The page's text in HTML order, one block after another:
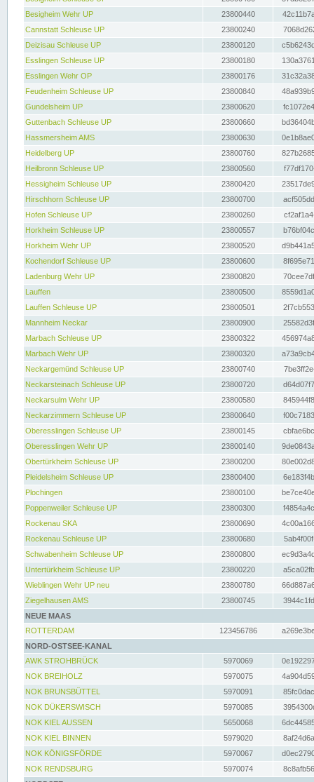
Besigheim Wehr UP
23800440
Cannstatt Schleuse UP
23800240
Deizisau Schleuse UP
23800120
Esslingen Schleuse UP
23800180
Esslingen Wehr OP
23800176
Feudenheim Schleuse UP
23800840
Gundelsheim UP
23800620
Guttenbach Schleuse UP
23800660
Hassmersheim AMS
23800630
Heidelberg UP
23800760
Heilbronn Schleuse UP
23800560
Hessigheim Schleuse UP
23800420
Hirschhorn Schleuse UP
23800700
Hofen Schleuse UP
23800260
Horkheim Schleuse UP
23800557
Horkheim Wehr UP
23800520
Kochendorf Schleuse UP
23800600
Ladenburg Wehr UP
23800820
Lauffen
23800500
Lauffen Schleuse UP
23800501
Mannheim Neckar
23800900
Marbach Schleuse UP
23800322
Marbach Wehr UP
23800320
Neckargemünd Schleuse UP
23800740
Neckarsteinach Schleuse UP
23800720
Neckarsulm Wehr UP
23800580
Neckarzimmern Schleuse UP
23800640
Oberesslingen Schleuse UP
23800145
Oberesslingen Wehr UP
23800140
Obertürkheim Schleuse UP
23800200
Pleidelsheim Schleuse UP
23800400
Plochingen
23800100
Poppenweiler Schleuse UP
23800300
Rockenau SKA
23800690
Rockenau Schleuse UP
23800680
Schwabenheim Schleuse UP
23800800
Untertürkheim Schleuse UP
23800220
Wieblingen Wehr UP neu
23800780
Ziegelhausen AMS
23800745
NEUE MAAS
ROTTERDAM
123456786
NORD-OSTSEE-KANAL
AWK STROHBRÜCK
5970069
NOK BREIHOLZ
5970075
NOK BRUNSBÜTTEL
5970091
NOK DÜKERSWISCH
5970085
NOK KIEL AUSSEN
5650068
NOK KIEL BINNEN
5979020
NOK KÖNIGSFÖRDE
5970067
NOK RENDSBURG
5970074